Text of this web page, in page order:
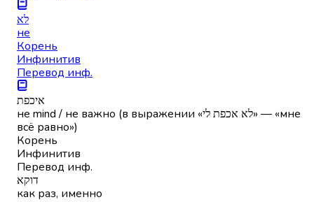
לא
не
Корень
Инфинитив
Перевод инф.
איכפת
не mind / не важно (в выражении «לא אכפת לי» — «мне
всё равно»)
Корень
Инфинитив
Перевод инф.
דוקא
как раз, именно